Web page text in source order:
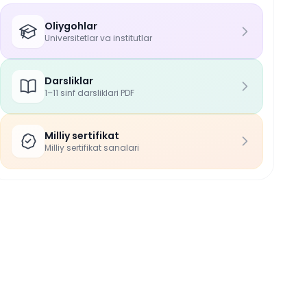
Oliygohlar
Universitetlar va institutlar
Darsliklar
1–11 sinf darsliklari PDF
Milliy sertifikat
Milliy sertifikat sanalari